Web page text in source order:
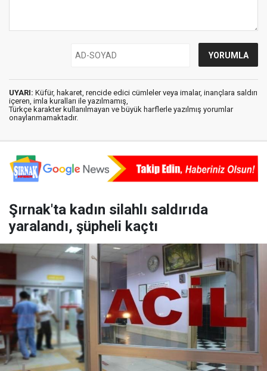
UYARI: Küfür, hakaret, rencide edici cümleler veya imalar, inançlara saldırı
içeren, imla kuralları ile yazılmamış,
Türkçe karakter kullanılmayan ve büyük harflerle yazılmış yorumlar
onaylanmamaktadır.
Şırnak'ta kadın silahlı saldırıda
yaralandı, şüpheli kaçtı